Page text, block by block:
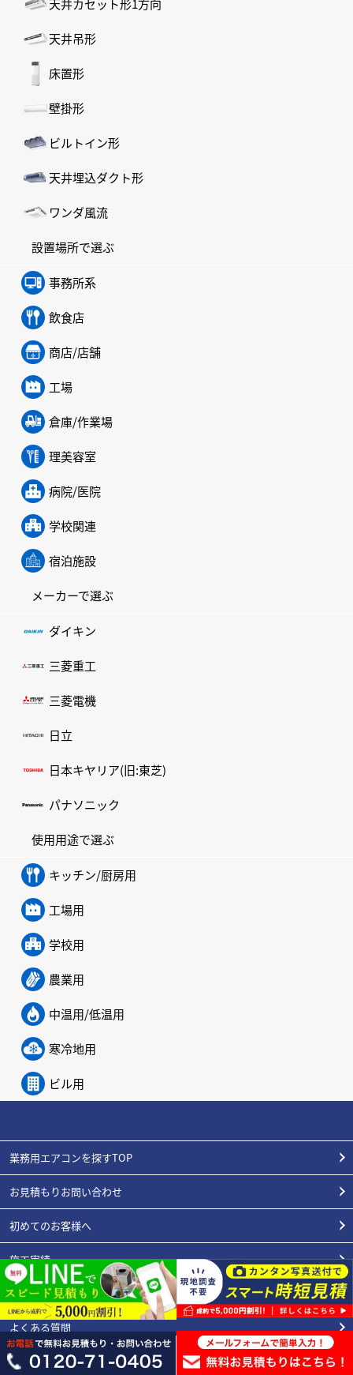
天井カセット形1方向
天井吊形
床置形
壁掛形
ビルトイン形
天井埋込ダクト形
ワンダ風流
設置場所で選ぶ
事務所系
飲食店
商店/店舗
工場
倉庫/作業場
理美容室
病院/医院
学校関連
宿泊施設
メーカーで選ぶ
ダイキン
三菱重工
三菱電機
日立
日本キヤリア(旧:東芝)
パナソニック
使用用途で選ぶ
キッチン/厨房用
工場用
学校用
農業用
中温用/低温用
寒冷地用
ビル用
業務用エアコンを探すTOP
お見積もりお問い合わせ
初めてのお客様へ
施工実績
エアコンの豆知識
よくある質問
スタッフ紹介